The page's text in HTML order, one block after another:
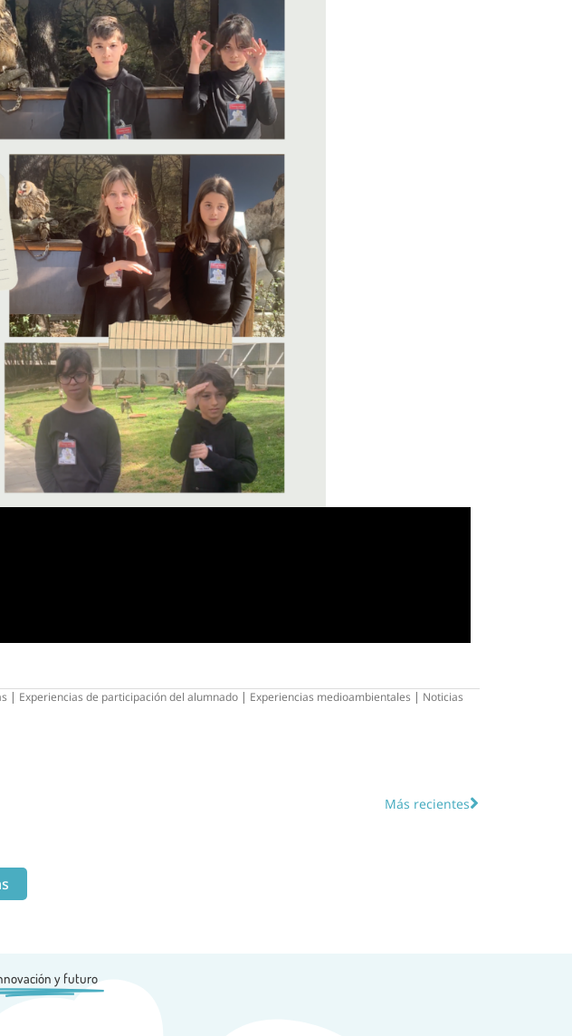
Experiencias de participación del alumnado Experiencias medioambientales
Noticias
Más recientes
y futuro